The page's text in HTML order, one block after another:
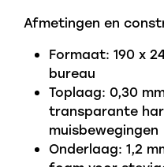
Afmetingen en
Formaat: 190 x
bureau
Toplaag: 0,30
transparante
muisbewegingen
Onderlaag: 1,2